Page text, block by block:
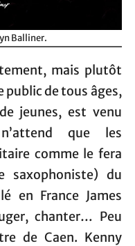
Balliner.
mais plutôt
public de tous âges,
jeunes, est venu
que les
comme le fera
saxophoniste) du
en France James
chanter… Peu
de Caen. Kenny